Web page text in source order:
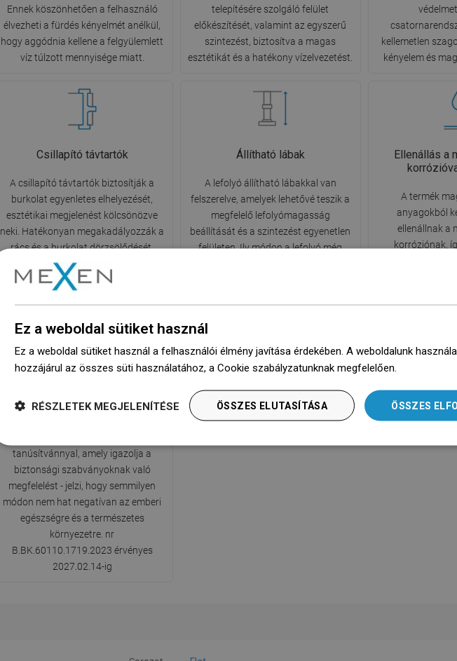
Ennek köszönhetően a felhasználó
élvezheti a fürdés kényelmét anélkül,
hogy aggódnia kellene a felgyülemlett
víz túlzott mennyisége miatt.
telepítésére szolgáló felület
előkészítését, valamint az egyszerű
szintezést, biztosítva a magas
esztétikát és a hatékony vízelvezetést.
kellemetlen
kényelem és
Csillapító távtartók
A csillapító távtartók biztosítják a
burkolat egyenletes elhelyezését,
esztétikai megjelenést kölcsönözve
neki. Hatékonyan megakadályozzák a
rács és a burkolat dörzsölődését,
valamint csökkentik a víz közvetlenül
a lefolyóra zuhanása okozta zajt.
Állítható lábak
A lefolyó állítható lábakkal van
felszerelve, amelyek lehetővé teszik a
megfelelő lefolyómagasság
beállítását és a szintezést egyenetlen
felületen. Ily módon a lefolyó még
Ellenállás a
A termék
anyagokból
ellenállnak a
korróziónak,
tanúsítvánnyal, amely igazolja a
biztonsági szabványoknak való
megfelelést - jelzi, hogy semmilyen
módon nem hat negatívan az emberi
egészségre és a természetes
környezetre. nr
B.BK.60110.1719.2023 érvényes
2027.02.14-ig
Ez a weboldal sütiket használ
Ez a weboldal sütiket használ a felhasználói élmény javítása érdekében. A weboldalunk
hozzájárul az összes süti használatához, a Cookie szabályzatunknak megfelelően.
ÖSSZES
ÖSSZES ELUTASÍTÁSA
RÉSZLETEK MEGJELENÍTÉSE